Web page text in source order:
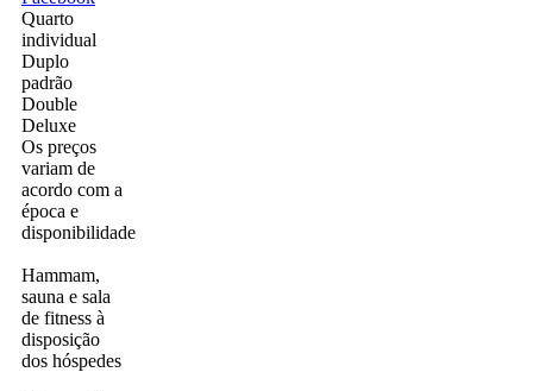
Quarto
individual
Duplo
padrão
Double
Deluxe
Os preços
variam de
acordo com a
época e
disponibilidade
Hammam,
sauna e sala
de fitness à
disposição
dos hóspedes